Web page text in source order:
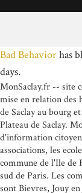
Bad Behaviorhas
days.
MonSaclay.fr -- site
mise en relation des
de Saclay au bourg
Plateau de Saclay.
d'information
associations, les
commune de l'Ile de
sud de Paris. Les
sont Bievres, Jouy